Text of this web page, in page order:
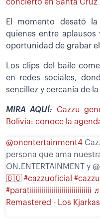
concierto en Santa Cruz
El momento desató
quienes entre
oportunidad de grabar
Los clips del baile
en redes sociales,
sencillez y cercanía de la
MIRA AQUÍ: Cazzu
Bolivia: conoce la
@onentertainment4
persona que ama
ON.ENTERTAINMENT y
🇧🇴 #cazzuoficial
#paratiiiiiiiiiiiiiiiiiiiiiiiiiiiiiii
Remastered - Los Kjarkas